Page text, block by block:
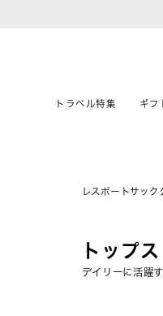
トラベル特集 ギフ
レスポートサッ
トップス
デイリーに活躍